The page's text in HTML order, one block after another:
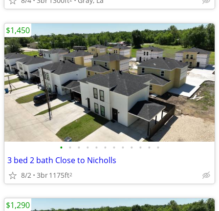
• • • • • • • • • • • •
3 bed 2 bath Close to Nicholls
8/2 3br1175ft2
$1,450
$1,290